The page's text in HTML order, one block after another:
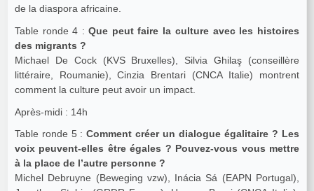
de la diaspora africaine.
Table ronde 4 : Que peut faire la culture avec les histoires
des migrants ?
Michael De Cock (KVS Bruxelles), Silvia Ghilaş (conseillère
littéraire, Roumanie), Cinzia Brentari (CNCA Italie) montrent
comment la culture peut avoir un impact.
Après-midi : 14h
Table ronde 5 : Comment créer un dialogue égalitaire ? Les
voix peuvent-elles être égales ? Pouvez-vous vous mettre
à la place de l’autre personne ?
Michel Debruyne (Beweging vzw), Inácia Sá (EAPN Portugal),